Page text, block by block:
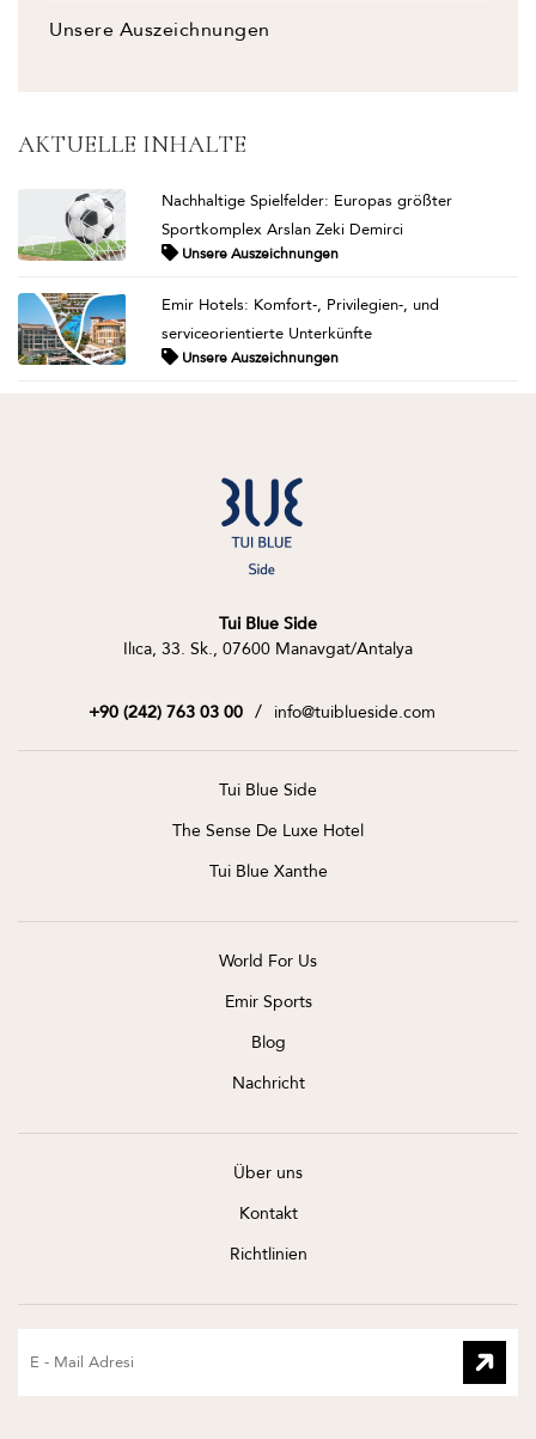
Unsere Auszeichnungen
AKTUELLE INHALTE
Nachhaltige Spielfelder: Europas größter
Sportkomplex Arslan Zeki Demirci
Unsere Auszeichnungen
Emir Hotels: Komfort-, Privilegien-, und
serviceorientierte Unterkünfte
Unsere Auszeichnungen
Tui Blue Side
Ilıca, 33. Sk., 07600 Manavgat/Antalya
+90 (242) 763 03 00 / info@tuiblueside.com
Tui Blue Side
The Sense De Luxe Hotel
Tui Blue Xanthe
World For Us
Emir Sports
Blog
Nachricht
Über uns
Kontakt
Richtlinien